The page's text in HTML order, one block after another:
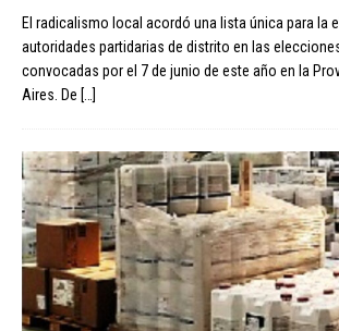
El radicalismo local acordó una lista única para la
autoridades partidarias de distrito en las
convocadas por el 7 de junio de este año en la
Aires. De […]